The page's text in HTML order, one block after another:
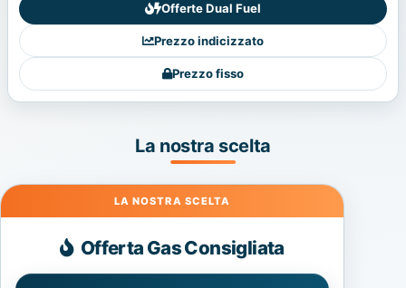
Offerte Dual Fuel
Prezzo indicizzato
Prezzo fisso
La nostra scelta
Gas
Offerta Gas Consigliata